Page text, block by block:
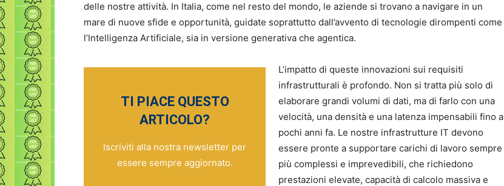
delle nostre attività. In Italia, come nel resto del mondo, le aziende si trovano a navigare in un
mare di nuove sfide e opportunità, guidate soprattutto dall’avvento di tecnologie dirompenti come
l’Intelligenza Artificiale, sia in versione generativa che agentica.
TI PIACE QUESTO
ARTICOLO?
Iscriviti alla nostra newsletter per
essere sempre aggiornato.
L’impatto di queste innovazioni sui requisiti
infrastrutturali è profondo. Non si tratta più solo di
elaborare grandi volumi di dati, ma di farlo con una
velocità, una densità e una latenza impensabili fino a
pochi anni fa. Le nostre infrastrutture IT devono
essere pronte a supportare carichi di lavoro sempre
più complessi e imprevedibili, che richiedono
prestazioni elevate, capacità di calcolo massiva e